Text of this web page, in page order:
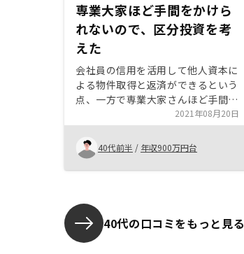
専業大家ほど手間をかけら
れないので、区分投資を考
えた
会社員の信用を活用して他人資本に
よる物件取得と返済ができるという
点、一方で専業大家さんほど手間を
かけることもできないという事情か
ら、区分投資を考えていました。
良い条件で融資を引けたこと、賃貸
管理の強み、契約回りの手続きの便
利さ等、良いところはたくさんあり
業の方に親身になって対応いただけ
たのも大変ありがたかったです。山
手線の内側の物件が少ないので、そ
のエリアでも物件が多くなるとあり
2021年08月20日
40代前半 / 年収900万円台
40代の口コミをもっと見る